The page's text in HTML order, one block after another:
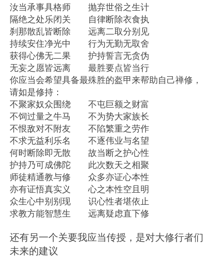
汝当承事具格师 抛弃世俗之生计
隔绝之处乐闭关 自律断除衣食执
刹那散乱皆断除 远离二取分别见
持续安住净光中 行为无勤无取舍
获得心佛无二果 护持誓言无贪伪
无妄之愿皆远离 最胜要点皆当行
你应当会希望具备最殊胜的盔甲来帮助自己禅修，
请如是修持：
不聚家奴众围绕 不屯巨额之财富
不饲过量之牛马 不为势大家族长
不恨敌对不附友 不陷繁重之劳作
不求无益利乐名 不逐伟业与名望
何时断除即无散 故当断之护心性
护持乃可成佛陀 此次数天之相聚
师徒精通教与修 众多亦证心本性
亦有证悟真实义 心之本性空且明
众生心中别别现 识心性者堪依止
求教方能智慧生 远离疑虑直下修
还有另一个关要我应当传授，是对大修行者们
未来的建议